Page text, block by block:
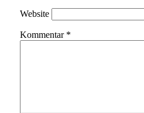
Website
Kommentar *